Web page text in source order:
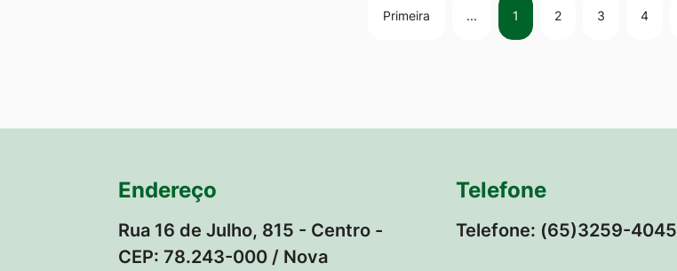
Primeira ... 1 2 3 4
Endereço
Rua 16 de Julho, 815 - Centro -
CEP: 78.243-000 / Nova
Telefone
Telefone: (65)3259-4045